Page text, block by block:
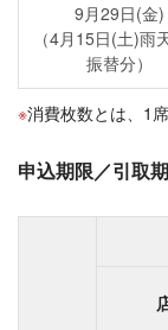
9月29日(金)
（4月15日(土)雨
振替分）
消費枚数とは、1
申込期限／引取